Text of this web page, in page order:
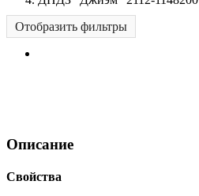
Отобразить фильтры
Описание
Свойства